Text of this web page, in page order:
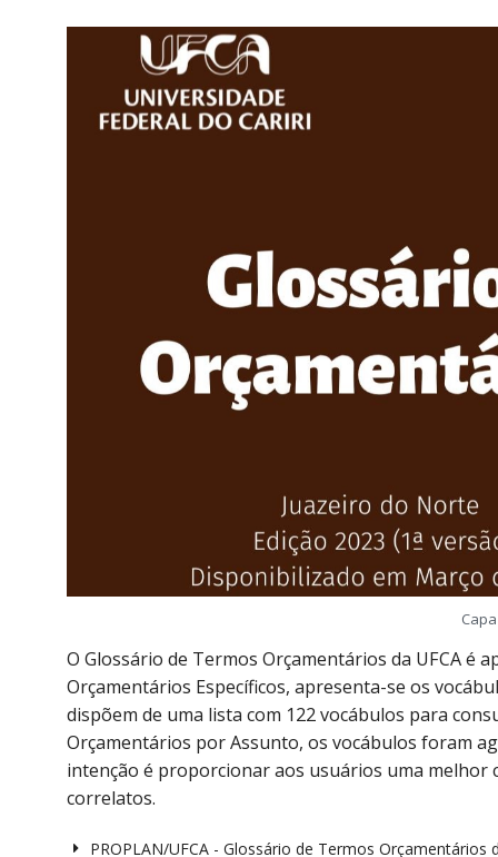
O Glossário de Termos Orçamentários da UFCA é
Orçamentários Específicos, apresenta-se os
dispõem de uma lista com 122 vocábulos para
Orçamentários por Assunto, os vocábulos foram
intenção é proporcionar aos usuários uma
correlatos.
PROPLAN/UFCA - Glossário de Termos Orçamentários